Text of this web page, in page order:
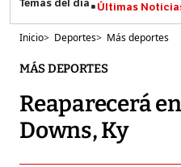
Últimas
Inicio> Deportes> Más deportes
MÁS DEPORTES
Reaparecerá
Downs, Ky